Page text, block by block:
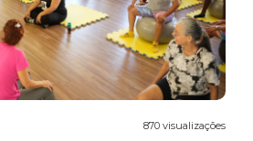
870 visualizações